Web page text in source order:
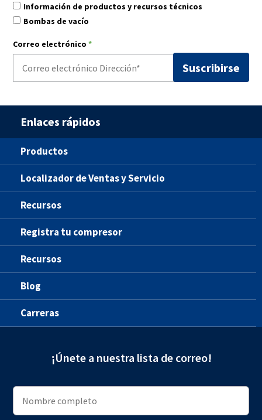
Información de productos y recursos técnicos
Bombas de vacío
Correo electrónico *
Enlaces rápidos
Productos
Localizador de Ventas y Servicio
Recursos
Registra tu compresor
Recursos
Blog
Carreras
¡Únete a nuestra lista de correo!